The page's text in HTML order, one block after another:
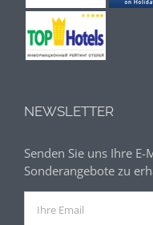
NEWSLETTER
Senden Sie uns Ihre
Sonderangebote zu